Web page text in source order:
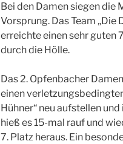
Bei den Damen siegen die
Vorsprung. Das Team „Die
erreichte einen sehr guten
durch die Hölle.
Das 2. Opfenbacher
einen
Hühner“ neu aufstellen
hieß es 15-mal rauf und
7. Platz heraus. Ein